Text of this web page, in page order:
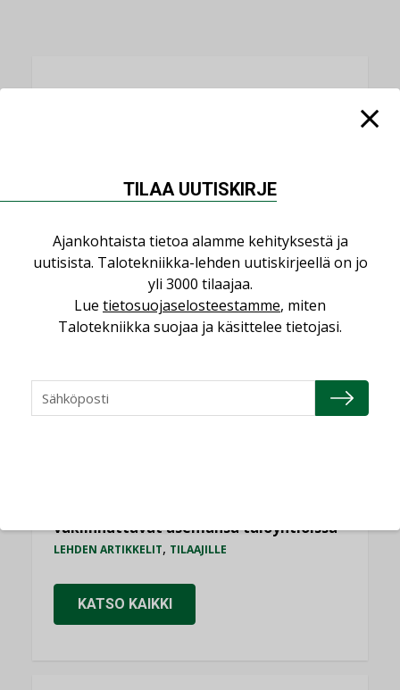
LUETUIMMAT UUTISET
LEHDEN ARTIKKELIT
Jarno Hacklin Cervin yrityskaupasta:
”Asiakkaat hakevat kumppaneita, jotka
yhdistävät useita teknisiä osaamisalueita
saman katon alle”
AJANKOHTAISTA
erilliset teknologiat tuodaan yhteen”
AJANKOHTAISTA,TILAAJILLE
vakiinnuttavat asemansa taloyhtiöissä
LEHDEN ARTIKKELIT, TILAAJILLE
KATSO KAIKKI
TILAA UUTISKIRJE
Ajankohtaista tietoa alamme kehityksestä ja
uutisista. Talotekniikka-lehden uutiskirjeellä on jo
yli 3000 tilaajaa.
Lue tietosuojaselosteestamme, miten
Talotekniikka suojaa ja käsittelee tietojasi.